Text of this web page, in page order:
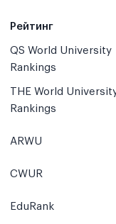
Рейтинг
QS World University
Rankings
THE World
Rankings
ARWU
CWUR
EduRank